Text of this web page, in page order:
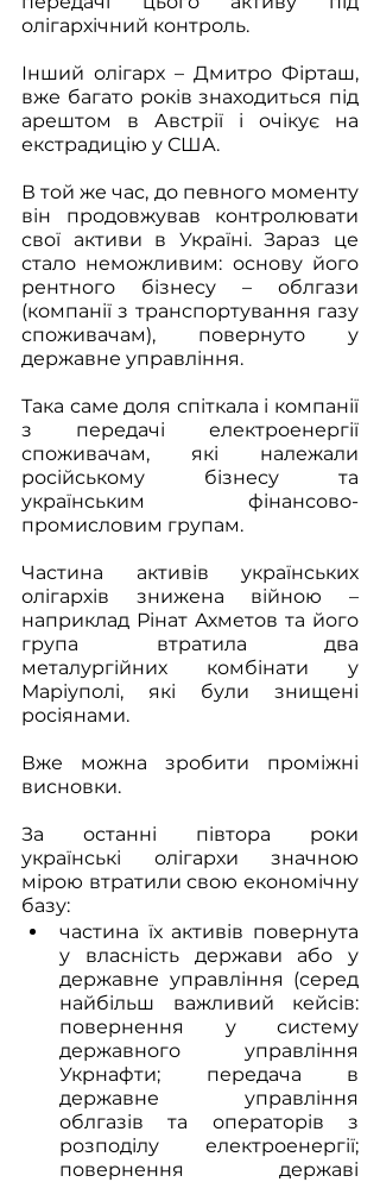
олігархічний контроль.
Інший олігарх – Дмитро Фірташ,
вже багато років знаходиться під
арештом в Австрії і очікує на
екстрадицію у США.
В той же час, до певного моменту
він продовжував контролювати
свої активи в Україні. Зараз це
стало неможливим: основу його
рентного бізнесу – облгази
(компанії з транспортування газу
споживачам), повернуто у
державне управління.
Така саме доля спіткала і компанії
з передачі електроенергії
споживачам, які належали
російському бізнесу та
українським фінансово-
промисловим групам.
Частина активів українських
олігархів знижена війною –
наприклад Рінат Ахметов та його
група втратила два
металургійних комбінати у
Маріуполі, які були знищені
росіянами.
Вже можна зробити проміжні
висновки.
За останні півтора роки
українські олігархи значною
мірою втратили свою економічну
базу:
частина їх активів повернута
у власність держави або у
державне управління (серед
найбільш важливий кейсів:
повернення у систему
державного управління
Укрнафти; передача в
державне управління
облгазів та операторів з
розподілу електроенергії;
повернення державі